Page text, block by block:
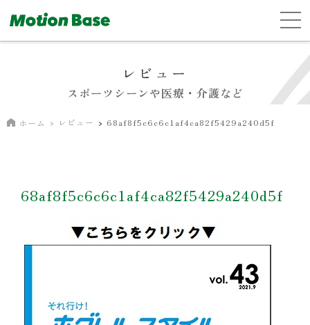
レビュー
スポーツシーンや医療・介護など
ホーム レビュー 68af8f5c6c6c1af4ca82f5429a240d5f
68af8f5c6c6c1af4ca82f5429a240d5f